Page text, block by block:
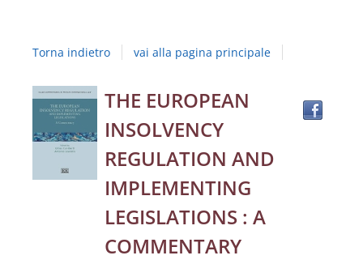
Campania
Vanvitelli"
Torna indietro vai alla pagina principale
Dettaglio
del
documento
THE EUROPEAN
INSOLVENCY
REGULATION AND
IMPLEMENTING
LEGISLATIONS : A
COMMENTARY